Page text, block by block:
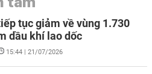
tục giảm về vùng 1.730
dầu khí lao dốc
15:44 | 21/07/2026